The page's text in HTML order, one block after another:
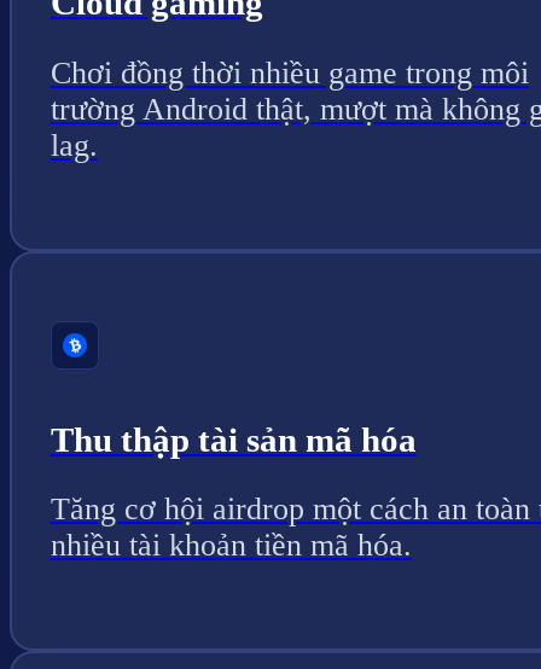
Chơi đồng thời nhiều game trong môi
trường Android thật, mượt mà không
lag.
Thu thập tài sản mã hóa
Tăng cơ hội airdrop một cách an toàn
nhiều tài khoản tiền mã hóa.